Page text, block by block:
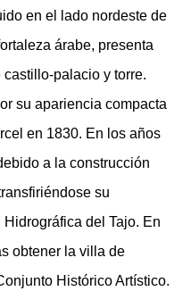
en el lado nordeste de
árabe, presenta
palacio y torre.
su apariencia compacta
en 1830. En los años
a la construcción
su
del Tajo. En
obtener la villa de
Histórico Artístico.